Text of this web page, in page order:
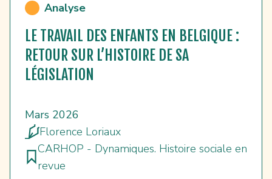
Analyse
LE TRAVAIL DES ENFANTS EN BELGIQUE :
RETOUR SUR L’HISTOIRE DE SA
LÉGISLATION
Mars 2026
Florence Loriaux
CARHOP - Dynamiques. Histoire sociale en
revue